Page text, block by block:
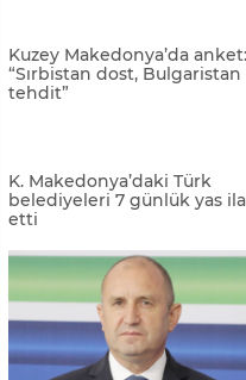
K. Makedonya’nın Türkiye
yardımları 1.7 milyon avroyu